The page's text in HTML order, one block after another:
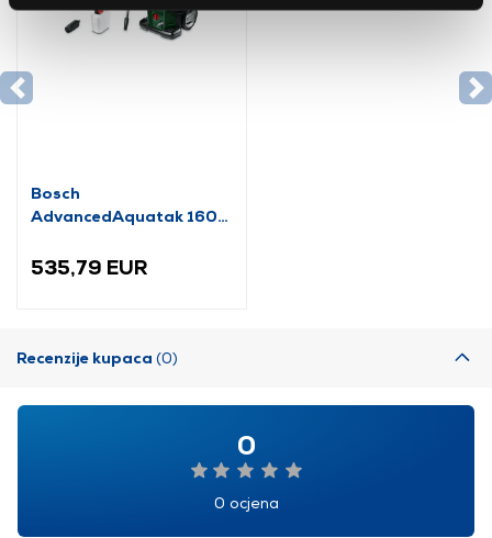
Bosch
AdvancedAquatak 160
(06008A7800)
535,79 EUR
Recenzije kupaca (0)
0
0 ocjena